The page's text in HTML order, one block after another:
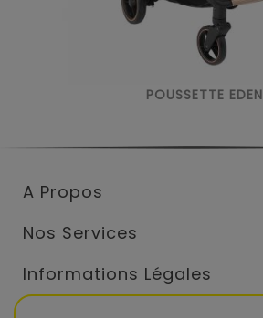
POUSSETTE EDEN
A Propos
Nos Services
Informations Légales